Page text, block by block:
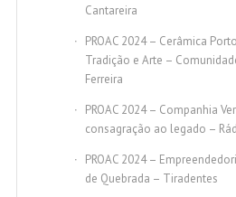
Cantareira
PROAC 2024 – Cerâmica
Tradição e Arte –
Ferreira
PROAC 2024 – Companhia
consagração ao legado –
PROAC 2024 –
de Quebrada – Tiradentes